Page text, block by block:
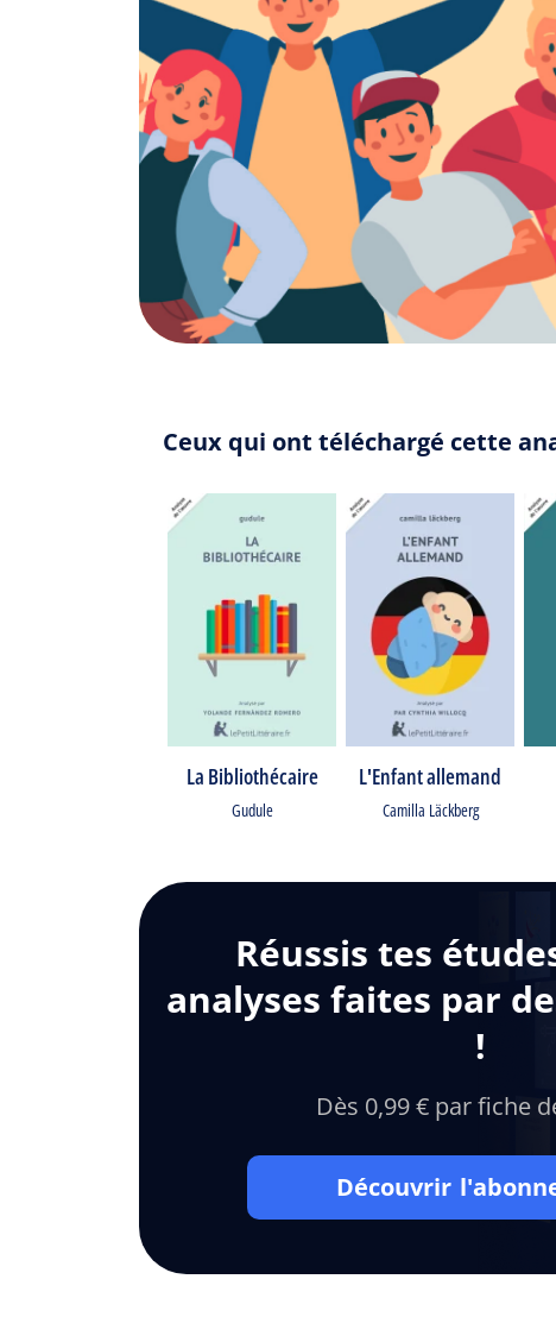
Ceux qui ont téléchargé cette
La Bibliothécaire
Gudule
L'Enfant allemand
Camilla Läckberg
Réussis tes
analyses faites par
!
Dès 0,99 € par fiche
Découvrir